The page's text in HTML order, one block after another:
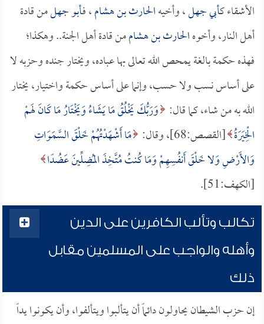
الأشقاء كأبي جهل، وأخيهالحارث بن هشام، فـأبو جهلمن قادة
أهل النار، وأخوهالحارث بن هشاممن قادة أهل الجنة.. وهكذا؛
فهذه حكمة بالغة يمحص الله تعالى بها عباده، ويختار جنده وحزبه لا
على أساس نسب ولا حسب، وإنما على أساس حكمة واختيار، يختار
الله به من شاء، كما قال: وَرَبُّكَ يَخْلُقُ مَا يَشَاءُ وَيَخْتَارُ مَا كَانَ لَهمْ
الْخِيَرَةُ [القصص:68]، وقال:
مَا أَشْهَدْتُهُمْ خَلْقَ السَّمَوَاتِ
وَالأَرْضِ وَلا خَلْقَ أَنفُسِهِمْ وَمَا كُنتُ مُتَّخِذَ المُضِلِّينَ عَضُدًا
[الكهف:51].
تكالب وتألب الكافرين على الدين
وأهله والواجب على المسلمين مقابل
ذلك
إن حزب الشيطان يحاولون دائماً أن يتألبوا ويتألفوا، وأن يكونوا يداً